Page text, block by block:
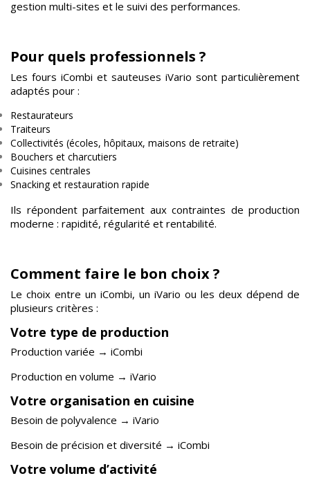
gestion multi-sites et le suivi des performances.
Pour quels professionnels ?
Les fours iCombi et sauteuses iVario sont particulièrement
adaptés pour :
Restaurateurs
Traiteurs
Collectivités (écoles, hôpitaux, maisons de retraite)
Bouchers et charcutiers
Cuisines centrales
Snacking et restauration rapide
Ils répondent parfaitement aux contraintes de production
moderne : rapidité, régularité et rentabilité.
Comment faire le bon choix ?
Le choix entre un iCombi, un iVario ou les deux dépend de
plusieurs critères :
Votre type de production
Production variée → iCombi
Production en volume → iVario
Votre organisation en cuisine
Besoin de polyvalence → iVario
Besoin de précision et diversité → iCombi
Votre volume d’activité